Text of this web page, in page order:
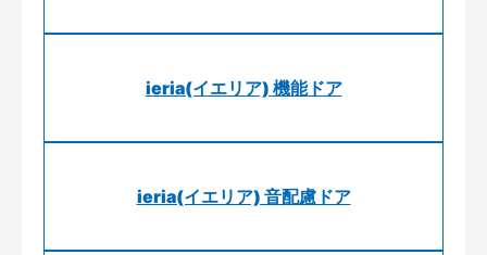
ieria(イエリア) 機能ドア
ieria(イエリア) 音配慮ドア